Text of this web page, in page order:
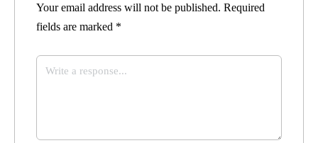
Your email address will not be published. Required
fields are marked *